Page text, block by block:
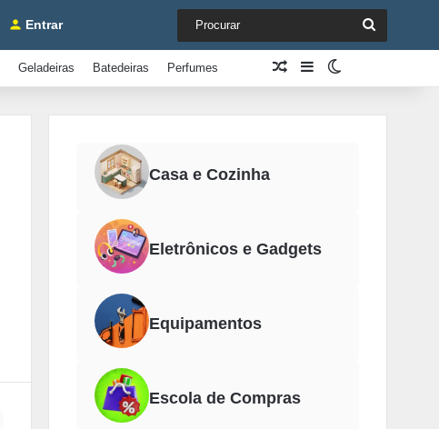
Entrar
Geladeiras Batedeiras Perfumes Artigo aleatório
Barra Lateral
Casa e Cozinha
Eletrônicos e Gadgets
Equipamentos
Escola de Compras